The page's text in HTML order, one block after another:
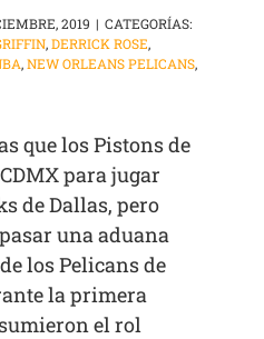
2019 | CATEGORÍAS:
,DERRICK ROSE,
,NEW ORLEANS PELICANS,
que los Pistons de
para jugar
de Dallas, pero
una aduana
los Pelicans de
la primera
el rol